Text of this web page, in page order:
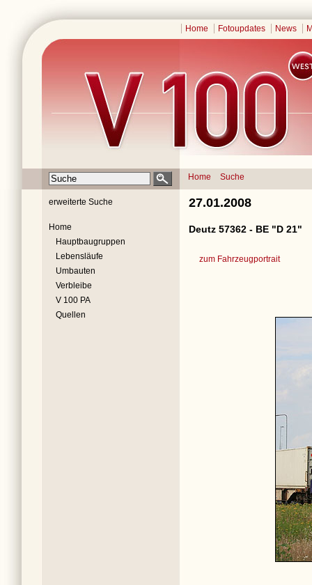
Home Fotoupdates News
Home Suche
erweiterte Suche
Home
Hauptbaugruppen
Lebensläufe
Umbauten
Verbleibe
V 100 PA
Quellen
27.01.2008
Deutz 57362 - BE "D 21"
zum Fahrzeugportrait